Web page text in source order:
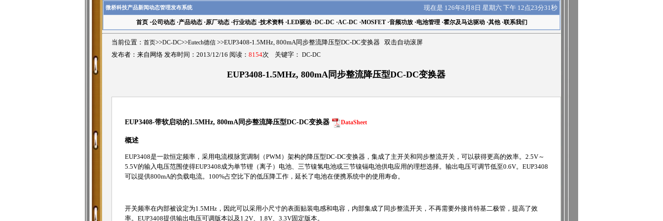
微桥科技产品新闻动态管理发布系统 现在是 126年8月8日 星期六 下午 12点23分32秒
首页·公司动态·产品动态·原厂动态·行业动态·技术资料·LED驱动·DC-DC ·AC-DC ·MOSFET·音频功放·电池管理·霍尔及马达驱动·其他·联系我们
当前位置： 首页>>DC-DC>>Eutech德信 >>EUP3408-1.5MHz, 800mA同步整流降压型DC-DC变换器 双击自动滚屏
发布者：来自网络 发布时间：2013/12/16 阅读： 8154次 关键字： DC-DC
EUP3408-1.5MHz, 800mA同步整流降压型DC-DC变换器
EUP3408-带软启动的1.5MHz, 800mA同步整流降压型DC-DC变换器 DataSheet
概述
EUP3408是一款恒定频率，采用电流模脉宽调制（PWM）架构的降压型DC-DC变换器，集成了主开关和同步整流开关，可以获得更高的效率。2.5V～
5.5V的输入电压范围使得EUP3408成为单节锂（离子）电池、三节镍氢电池或三节镍镉电池供电应用的理想选择。输出电压可调节低至0.6V。EUP3408
可以提供800mA的负载电流。100%占空比下的低压降工作，延长了电池在便携系统中的使用寿命。
开关频率在内部被设定为1.5MHz，因此可以采用小尺寸的表面贴装电感和电容，内部集成了同步整流开关，不再需要外接肖特基二极管，提高了效
率。EUP3408提供输出电压可调版本以及1.2V、1.8V、3.3V固定版本。